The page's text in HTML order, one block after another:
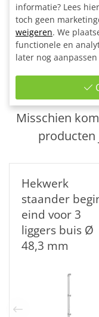
60,3 mm
Bouwtekening
Misschien
producten
Hekwerk
staander
eind voor 3
liggers buis Ø
48,3 mm
informatie? Lees
toch geen
weigeren. We
functionele en
later nog